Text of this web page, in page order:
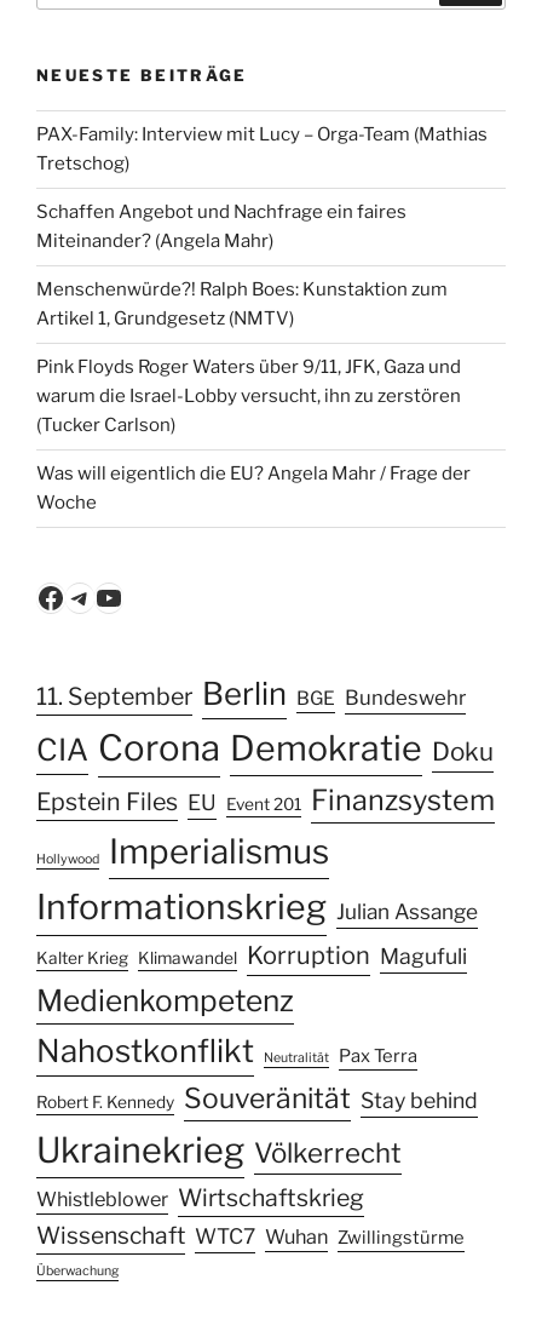
NEUESTE BEITRÄGE
PAX-Family: Interview mit Lucy – Orga-Team (Mathias
Tretschog)
Schaffen Angebot und Nachfrage ein faires
Miteinander? (Angela Mahr)
Menschenwürde?! Ralph Boes: Kunstaktion zum
Artikel 1, Grundgesetz (NMTV)
Pink Floyds Roger Waters über 9/11, JFK, Gaza und
warum die Israel-Lobby versucht, ihn zu zerstören
(Tucker Carlson)
Was will eigentlich die EU? Angela Mahr / Frage der
Woche
Facebook
Telegram
YouTube
11. September Berlin BGE Bundeswehr
CIA Corona Demokratie Doku
Epstein Files EU Event 201 Finanzsystem
Hollywood
Imperialismus
Informationskrieg Julian Assange
Kalter Krieg Klimawandel Korruption Magufuli
Medienkompetenz
Nahostkonflikt Neutralität Pax Terra
Robert F. Kennedy Souveränität Stay behind
Ukrainekrieg Völkerrecht
Whistleblower Wirtschaftskrieg
Wissenschaft WTC7 Wuhan Zwillingstürme
Überwachung